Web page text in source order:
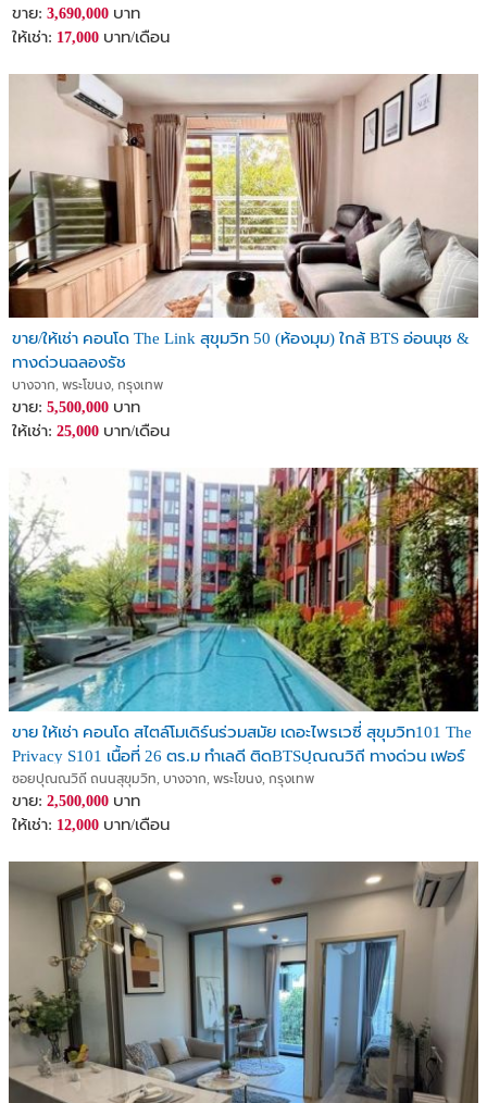
ขาย: 3,690,000 บาท
ให้เช่า: 17,000 บาท/เดือน
ขาย/ให้เช่า คอนโด The Link สุขุมวิท 50 (ห้องมุม) ใกล้ BTS อ่อนนุช &
ทางด่วนฉลองรัช
บางจาก, พระโขนง, กรุงเทพ
ขาย: 5,500,000 บาท
ให้เช่า: 25,000 บาท/เดือน
ขาย ให้เช่า คอนโด สไตล์โมเดิร์นร่วมสมัย เดอะไพรเวซี่ สุขุมวิท101 The
Privacy S101 เนื้อที่ 26 ตร.ม ทำเลดี ติดBTSปุณณวิถี ทางด่วน เฟอร์
ครบ พร้อมอยู่
ซอยปุณณวิถี ถนนสุขุมวิท, บางจาก, พระโขนง, กรุงเทพ
ขาย: 2,500,000 บาท
ให้เช่า: 12,000 บาท/เดือน